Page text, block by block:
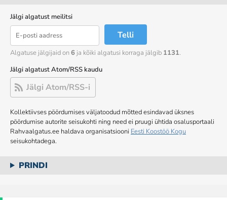
Jälgi algatust meilitsi
Telli
Algatuse jälgijaid on6 ja kõiki algatusi korraga jälgib 1131.
Jälgi algatust Atom/RSS kaudu
Jälgi Atom/RSS-i
Kollektiivses pöördumises väljatoodud mõtted esindavad üksnes
pöördumise autorite seisukohti ning need ei pruugi ühtida osalusportaali
Rahvaalgatus.ee haldava organisatsiooni Eesti Koostöö Kogu
seisukohtadega.
PRINDI